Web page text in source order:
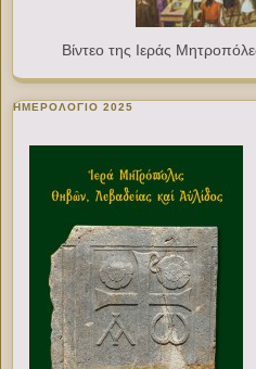
Βίντεο της Ιεράς
ΗΜΕΡΟΛΟΓΙΟ 2025